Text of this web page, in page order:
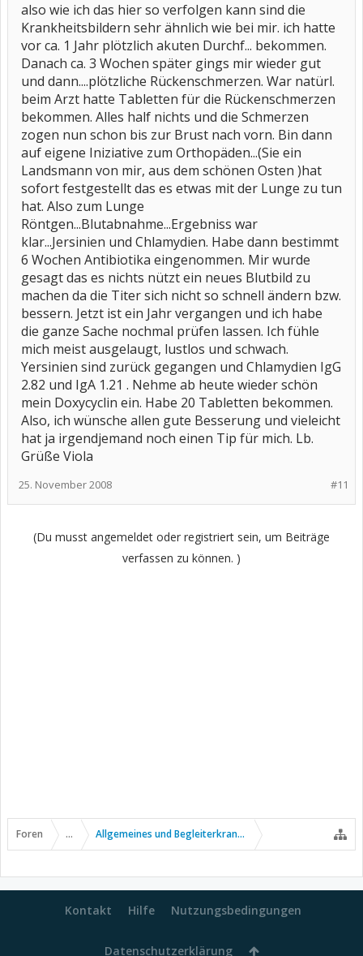
also wie ich das hier so verfolgen kann sind die
Krankheitsbildern sehr ähnlich wie bei mir. ich hatte
vor ca. 1 Jahr plötzlich akuten Durchf... bekommen.
Danach ca. 3 Wochen später gings mir wieder gut
und dann....plötzliche Rückenschmerzen. War natürl.
beim Arzt hatte Tabletten für die Rückenschmerzen
bekommen. Alles half nichts und die Schmerzen
zogen nun schon bis zur Brust nach vorn. Bin dann
auf eigene Iniziative zum Orthopäden...(Sie ein
Landsmann von mir, aus dem schönen Osten )hat
sofort festgestellt das es etwas mit der Lunge zu tun
hat. Also zum Lunge
Röntgen...Blutabnahme...Ergebniss war
klar...Jersinien und Chlamydien. Habe dann bestimmt
6 Wochen Antibiotika eingenommen. Mir wurde
gesagt das es nichts nützt ein neues Blutbild zu
machen da die Titer sich nicht so schnell ändern bzw.
bessern. Jetzt ist ein Jahr vergangen und ich habe
die ganze Sache nochmal prüfen lassen. Ich fühle
mich meist ausgelaugt, lustlos und schwach.
Yersinien sind zurück gegangen und Chlamydien IgG
2.82 und IgA 1.21 . Nehme ab heute wieder schön
mein Doxycyclin ein. Habe 20 Tabletten bekommen.
Also, ich wünsche allen gute Besserung und vieleicht
hat ja irgendjemand noch einen Tip für mich. Lb.
Grüße Viola
#11
25. November 2008
(Du musst angemeldet oder registriert sein, um Beiträge
verfassen zu können. )
Foren ... Allgemeines und Begleiterkrankungen
Kontakt Hilfe Nutzungsbedingungen
Datenschutzerklärung